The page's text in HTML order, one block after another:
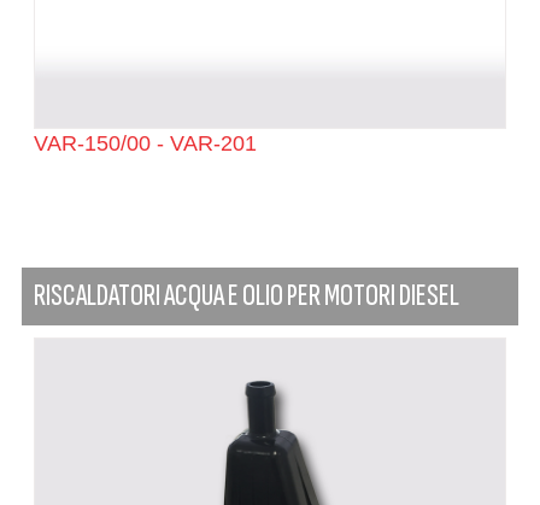
VAR-150/00 - VAR-201
RISCALDATORI ACQUA E OLIO PER MOTORI DIESEL